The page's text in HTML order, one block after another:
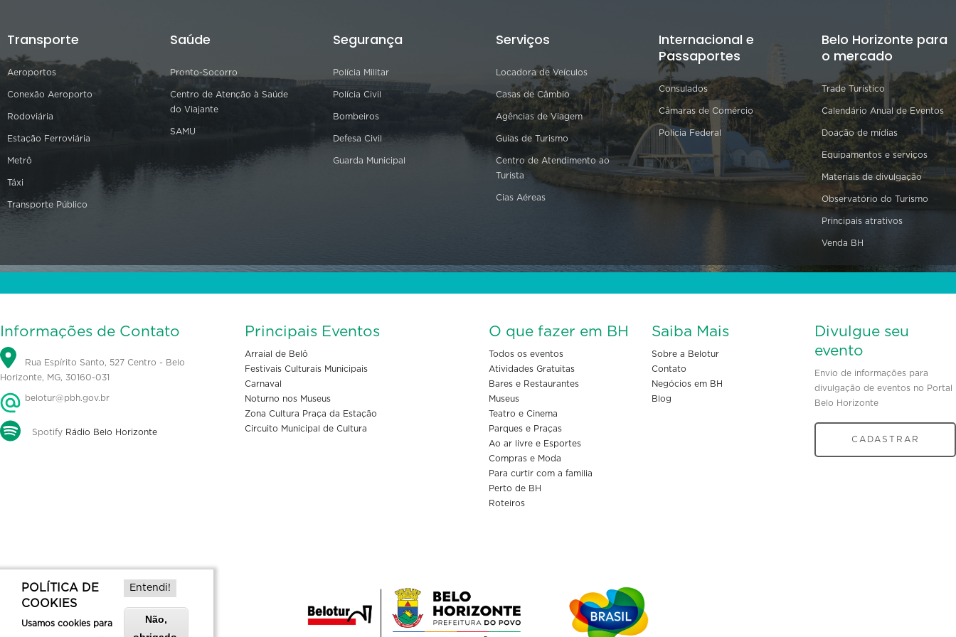
Transporte
Aeroportos
Conexão Aeroporto
Rodoviária
Estação Ferroviária
Metrô
Táxi
Transporte Público
Saúde
Pronto-Socorro
Centro de Atenção à Saúde
do Viajante
SAMU
Segurança
Polícia Militar
Polícia Civil
Bombeiros
Defesa Civil
Guarda Municipal
Serviços
Locadora de Veículos
Casas de Câmbio
Agências de Viagem
Guias de Turismo
Centro de Atendimento ao
Turista
Cias Aéreas
Internacional e
Passaportes
Consulados
Câmaras de Comércio
Polícia Federal
Belo Horizonte para
o mercado
Trade Turístico
Calendário Anual de Eventos
Doação de mídias
Equipamentos e serviços
Materiais de divulgação
Observatório do Turismo
Principais atrativos
Venda BH
Informações de Contato
Rua Espírito Santo, 527 Centro - Belo
Horizonte, MG, 30160-031
belotur@pbh.gov.br
Spotify Rádio Belo Horizonte
Principais Eventos
Arraial de Belô
Festivais Culturais Municipais
Carnaval
Noturno nos Museus
Zona Cultura Praça da Estação
Circuito Municipal de Cultura
O que fazer em BH
Todos os eventos
Atividades Gratuitas
Bares e Restaurantes
Museus
Teatro e Cinema
Parques e Praças
Ao ar livre e Esportes
Compras e Moda
Para curtir com a familia
Perto de BH
Roteiros
Saiba Mais
Sobre a Belotur
Contato
Negócios em BH
Blog
Divulgue seu
evento
Envio de informações para
divulgação de eventos no Portal
Belo Horizonte
CADASTRAR
POLÍTICA DE
COOKIES
Usamos cookies para
Entendi!
Não,